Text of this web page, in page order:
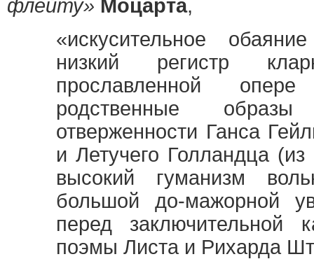
флейту» Моцарта,
«искусительное
низкий регистр
прославленной
родственные
отверженности Ганса
и Летучего Голландца
высокий гуманизм
большой до-мажорной
перед заключительной
поэмы Листа и Рихарда